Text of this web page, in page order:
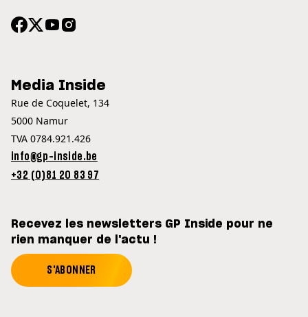
Media Inside
Rue de Coquelet, 134
5000 Namur
TVA 0784.921.426
info@gp-inside.be
+32 (0)81 20 83 97
Recevez les newsletters GP Inside pour ne
rien manquer de l'actu !
S'ABONNER